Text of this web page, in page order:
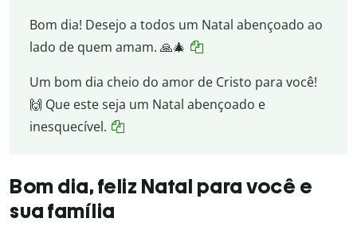
Bom dia! Desejo a todos um Natal abençoado ao
lado de quem amam. 🙏🎄
Um bom dia cheio do amor de Cristo para você!
🙌 Que este seja um Natal abençoado e
inesquecível.
Bom dia, feliz Natal para você e
sua família